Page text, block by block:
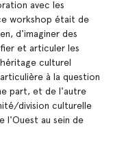
avec les
workshop était de
d'imaginer des
et articuler les
culturel
à la question
part, et de l'autre
division culturelle
l'Ouest au sein de